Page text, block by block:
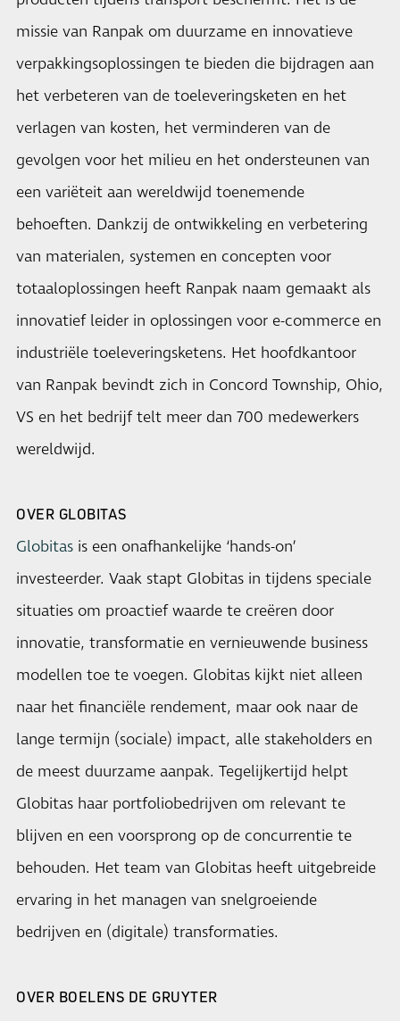
missie van Ranpak om duurzame en innovatieve
verpakkingsoplossingen te bieden die bijdragen aan
het verbeteren van de toeleveringsketen en het
verlagen van kosten, het verminderen van de
gevolgen voor het milieu en het ondersteunen van
een variëteit aan wereldwijd toenemende
behoeften. Dankzij de ontwikkeling en verbetering
van materialen, systemen en concepten voor
totaaloplossingen heeft Ranpak naam gemaakt als
innovatief leider in oplossingen voor e-commerce en
industriële toeleveringsketens. Het hoofdkantoor
van Ranpak bevindt zich in Concord Township, Ohio,
VS en het bedrijf telt meer dan 700 medewerkers
wereldwijd.
OVER GLOBITAS
Globitas is een onafhankelijke ‘hands-on’
investeerder. Vaak stapt Globitas in tijdens speciale
situaties om proactief waarde te creëren door
innovatie, transformatie en vernieuwende business
modellen toe te voegen. Globitas kijkt niet alleen
naar het financiële rendement, maar ook naar de
lange termijn (sociale) impact, alle stakeholders en
de meest duurzame aanpak. Tegelijkertijd helpt
Globitas haar portfoliobedrijven om relevant te
blijven en een voorsprong op de concurrentie te
behouden. Het team van Globitas heeft uitgebreide
ervaring in het managen van snelgroeiende
bedrijven en (digitale) transformaties.
OVER BOELENS DE GRUYTER